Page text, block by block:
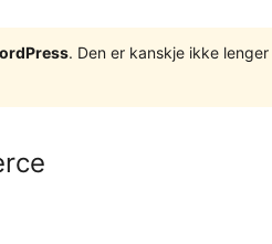
. Den er kanskje ikke